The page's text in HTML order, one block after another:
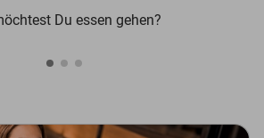
Du essen gehen?